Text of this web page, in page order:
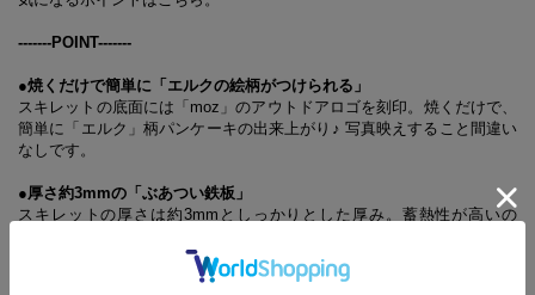
-------POINT-------
●焼くだけで簡単に「エルクの絵柄がつけられる」
スキレットの底面には「moz」のアウトドアロゴを刻印。焼くだけで、
簡単に「エルク」柄パンケーキの出来上がり♪ 写真映えすること間違い
なしです。
●厚さ約3mmの「ぶあつい鉄板」
スキレットの厚さは約3mmとしっかりとした厚み。蓄熱性が高いの
●“焼く”も“煮込む”もこれひとつ！ 「万能調理ツール」